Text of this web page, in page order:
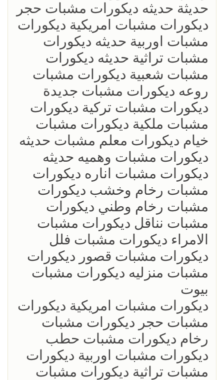
حديثة حديثه ديكورات مشبات حجر
ديكورات مشبات امريكية ديكورات
مشبات اوربية حديثه ديكورات
مشبات تراثية حديثه ديكورات
مشبات شعبية ديكورات مشبات
روعه ديكورات مشبات جديدة
ديكورات مشبات تركية ديكورات
مشبات ملكية ديكورات مشبات
خيام ديكورات معلم مشبات حديثه
ديكورات مشبات وهميه حديثه
ديكورات مشبات اناره ديكورات
مشبات رخام وخشب ديكورات
مشبات رخام وطني ديكورات
مشبات نناقل ديكورات مشبات
الامراء ديكورات مشبات فلل
ديكورات مشبات قصور ديكورات
مشبات منزليه ديكورات مشبات
بيوت
ديكورات مشبات امريكية ديكورات
مشبات حجر ديكورات مشبات
رخام ديكورات مشبات حطب
ديكورات مشبات اوربية ديكورات
مشبات تراثية ديكورات مشبات